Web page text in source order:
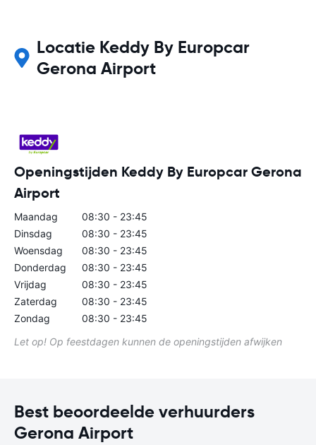
Locatie Keddy By Europcar
Gerona Airport
Openingstijden Keddy By Europcar Gerona
Airport
Maandag
08:30 - 23:45
Dinsdag
08:30 - 23:45
Woensdag
08:30 - 23:45
Donderdag
08:30 - 23:45
Vrijdag
08:30 - 23:45
Zaterdag
08:30 - 23:45
Zondag
08:30 - 23:45
Let op! Op feestdagen kunnen de openingstijden afwijken
Best beoordeelde verhuurders
Gerona Airport